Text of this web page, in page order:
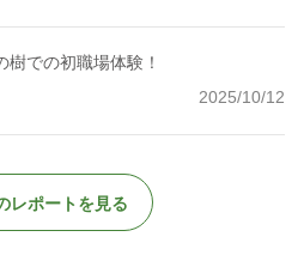
での初職場体験！
2025/10/12
レポートを見る